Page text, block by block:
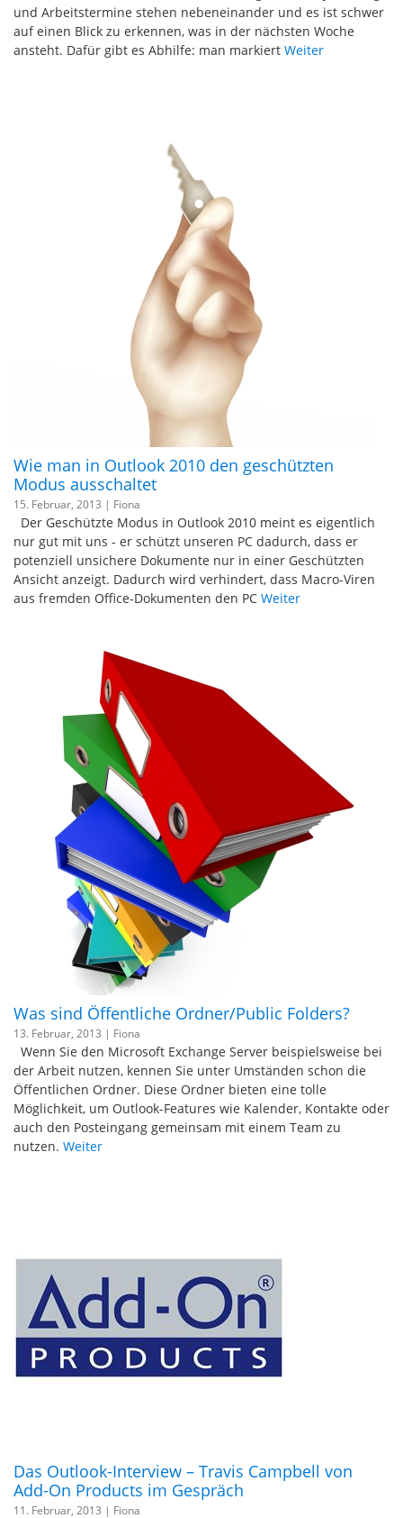
und Arbeitstermine stehen nebeneinander und es ist schwer
auf einen Blick zu erkennen, was in der nächsten Woche
ansteht. Dafür gibt es Abhilfe: man markiert Weiter
Wie man in Outlook 2010 den geschützten
Modus ausschaltet
15. Februar, 2013 | Fiona
Der Geschützte Modus in Outlook 2010 meint es eigentlich
nur gut mit uns - er schützt unseren PC dadurch, dass er
potenziell unsichere Dokumente nur in einer Geschützten
Ansicht anzeigt. Dadurch wird verhindert, dass Macro-Viren
aus fremden Office-Dokumenten den PC Weiter
Was sind Öffentliche Ordner/Public Folders?
13. Februar, 2013 | Fiona
Wenn Sie den Microsoft Exchange Server beispielsweise bei
der Arbeit nutzen, kennen Sie unter Umständen schon die
Öffentlichen Ordner. Diese Ordner bieten eine tolle
Möglichkeit, um Outlook-Features wie Kalender, Kontakte oder
auch den Posteingang gemeinsam mit einem Team zu
nutzen. Weiter
Das Outlook-Interview – Travis Campbell von
Add-On Products im Gespräch
11. Februar, 2013 | Fiona